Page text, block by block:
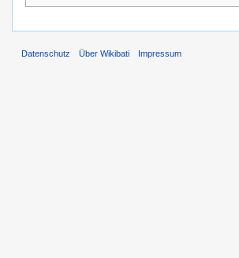
Datenschutz Über Wikibati Impressum